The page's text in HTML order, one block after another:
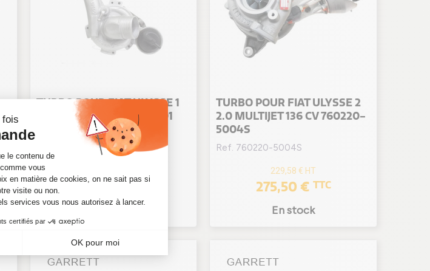
TURBO POUR FIAT ULYSSE 1
2.1 TD 109 CV 701072-0001
Ref. 701072-0001
218,50 €TTC
TURBO POUR FIAT ULYSSE 2
2.0 MULTIJET 136 CV 760220-
5004S
Ref. 760220-5004S
229,58 € HT
275,50 € TTC
En stock